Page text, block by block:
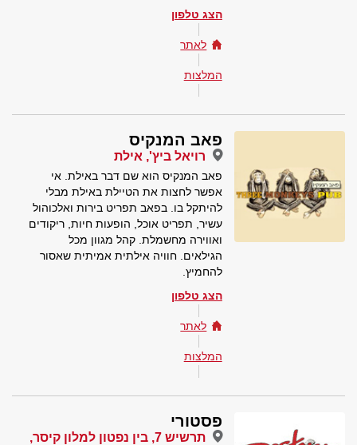
הצג טלפון
לאתר
המלצות
פאב המנקיס
רויאל ביץ', אילת
פאב המנקיס הוא שם דבר באילת. אי
אפשר לחצות את הטיילת באילת מבלי
להיתקל בו. בפאב תפריט בירות ואלכוהול
עשיר, תפריט אוכל, הופעות חיות, ריקודים
ואווירה מחשמלת. קהל מגוון מכל
הגילאים. חוויה אילתית אמיתית שאסור
להחמיץ.
הצג טלפון
לאתר
המלצות
פסטורי
תרשיש 7, בין נפטון למלון קיסר,